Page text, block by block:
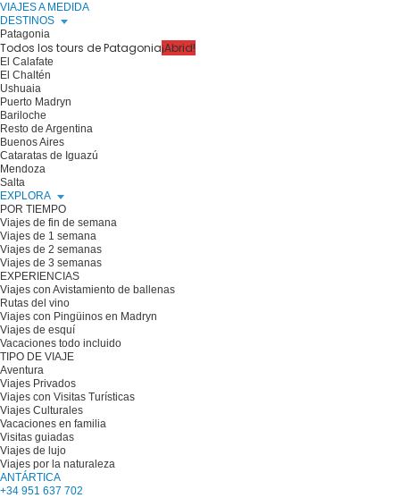
VIAJES A MEDIDA
DESTINOS
Patagonia
Todos los tours de Patagonia¡Abrid!
El Calafate
El Chaltén
Ushuaia
Puerto Madryn
Bariloche
Resto de Argentina
Buenos Aires
Cataratas de Iguazú
Mendoza
Salta
EXPLORA
POR TIEMPO
Viajes de fin de semana
Viajes de 1 semana
Viajes de 2 semanas
Viajes de 3 semanas
EXPERIENCIAS
Viajes con Avistamiento de ballenas
Rutas del vino
Viajes con Pingüinos en Madryn
Viajes de esquí
Vacaciones todo incluido
TIPO DE VIAJE
Aventura
Viajes Privados
Viajes con Visitas Turísticas
Viajes Culturales
Vacaciones en familia
Visitas guiadas
Viajes de lujo
Viajes por la naturaleza
ANTÁRTICA
+34 951 637 702